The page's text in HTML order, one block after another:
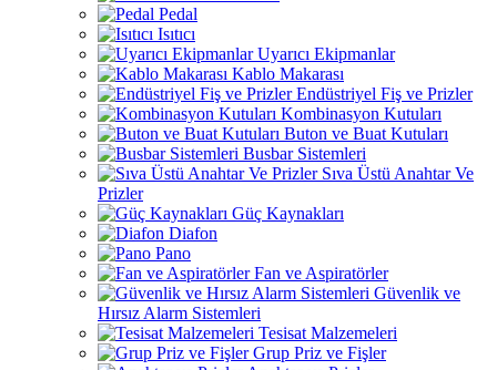
Pedal
Isıtıcı
Uyarıcı Ekipmanlar
Kablo Makarası
Endüstriyel Fiş ve Prizler
Kombinasyon Kutuları
Buton ve Buat Kutuları
Busbar Sistemleri
Sıva Üstü Anahtar Ve
Prizler
Güç Kaynakları
Diafon
Pano
Fan ve Aspiratörler
Güvenlik ve
Hırsız Alarm Sistemleri
Tesisat Malzemeleri
Grup Priz ve Fişler